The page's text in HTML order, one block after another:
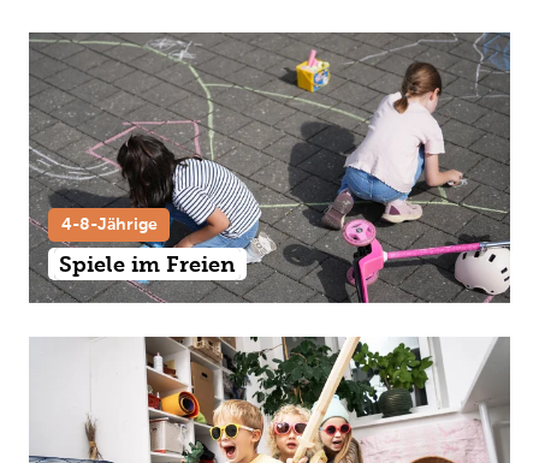
4-8-Jährige
Spiele im Freien